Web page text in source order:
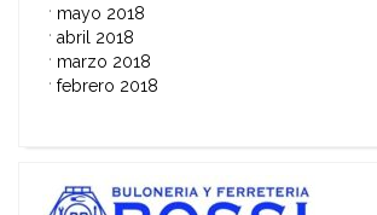
mayo 2018
abril 2018
marzo 2018
febrero 2018